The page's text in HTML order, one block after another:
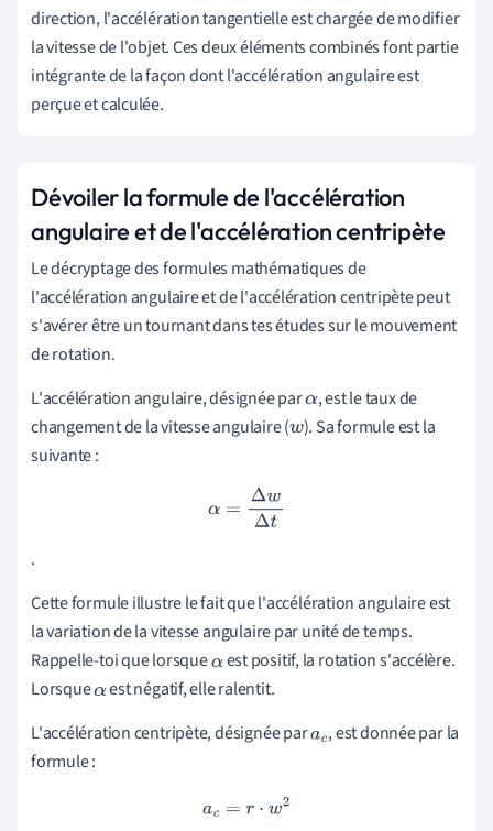
direction, l'accélération tangentielle est chargée de modifier
la vitesse de l'objet. Ces deux éléments combinés font partie
intégrante de la façon dont l'accélération angulaire est
perçue et calculée.
Dévoiler la formule de l'accélération
angulaire et de l'accélération centripète
Le décryptage des formules mathématiques de
l'accélération angulaire et de l'accélération centripète peut
s'avérer être un tournant dans tes études sur le mouvement
de rotation.
L'accélération angulaire, désignée parα, est le taux de
changement de la vitesse angulaire (w). Sa formule est la
suivante :
α=Δ wΔt
.
Cette formule illustre le fait que l'accélération angulaire est
la variation de la vitesse angulaire par unité de temps.
Rappelle-toi que lorsqueαest positif, la rotation s'accélère.
Lorsqueαest négatif, elle ralentit.
L'accélération centripète, désignée parac, est donnée par la
formule :
a c= r⋅w 2